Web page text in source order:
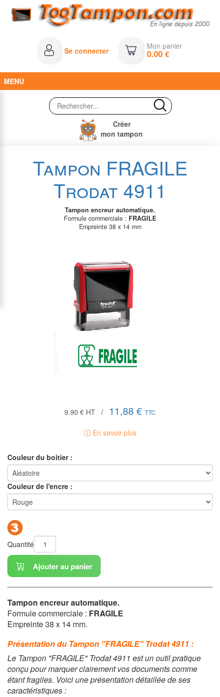
Se connecter Mon panier
0.00€
MENU
Créer
mon tampon
Tampon FRAGILE
Trodat 4911
Tampon encreur automatique.
Formule commerciale : FRAGILE
Empreinte 38 x 14 mm
9.90 € HT / 11,88 € TTC
En savoir plus
Couleur du boitier :
Couleur de l'encre :
Quantité
Ajouter au panier
Tampon encreur automatique.
Formule commerciale : FRAGILE
Empreinte 38 x 14 mm.
Présentation du Tampon "FRAGILE" Trodat 4911 :
Le Tampon "FRAGILE" Trodat 4911 est un outil pratique
conçu pour marquer clairement vos documents comme
étant fragiles. Voici une présentation détaillée de ses
caractéristiques :